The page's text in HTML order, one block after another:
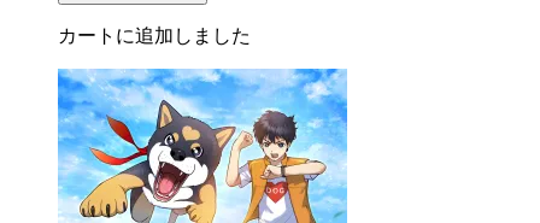
カートに追加しました